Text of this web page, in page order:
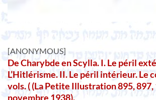
[ANONYMOUS]
De Charybde en Scylla. I. Le péril
L’Hitlérisme. II. Le péril intérieur. Le
vols. ( (La Petite Illustration 895, 897,
novembre 1938).